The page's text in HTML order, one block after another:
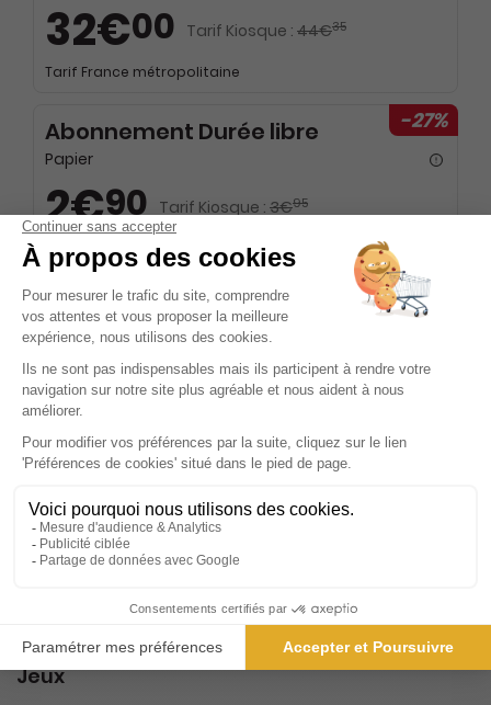
32€00 Tarif Kiosque : 44€35
Tarif France métropolitaine
-27%
Abonnement Durée libre
Papier
2€90 Tarif Kiosque : 3€95
Prix par n°
Tarif France métropolitaine
-27%
Abonnement Durée libre
2€90 Tarif Kiosque : 95
Prix par n°
Tarif France métropolitaine
ℹ️Note :les codes promotionnels ne sont pas
Présentation du magazine Notre Temps
Jeux